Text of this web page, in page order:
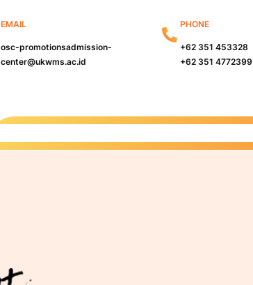
EMAIL
osc-promotionsadmission-
center@ukwms.ac.id
PHONE
+62 351 453328
+62 351 4772399